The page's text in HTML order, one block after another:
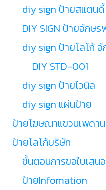
diy sign ป้ายสแตนดี้
DIY SIGN ป้ายอักษ
diy sign ป้ายโลโก้
DIY STD-001
diy sign ป้ายไวนิล
diy sign แผ่นป้าย
ป้ายโฆษณาแขวนเพดาน
ป้ายโลโก้บริษัท
ขั้นตอนการขอใบเสน
ป้ายInfomation